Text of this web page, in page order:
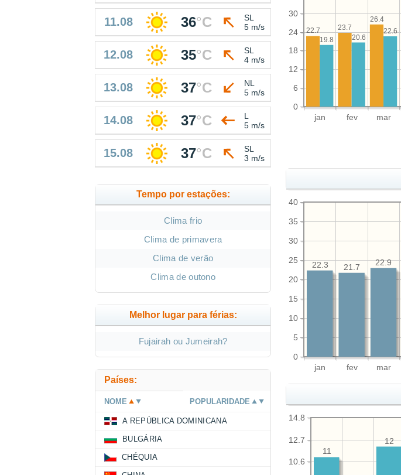
jan fev mar
0
6
12
18
24
30
26.4
23.7
22.7
22.6
20.6
19.8
jan fev mar
0
5
10
15
20
25
30
35
40
22.9
21.7
22.3
10.6
12.7
14.8
12
11
11.08 36°C
SL
5 m/s
12.08 35°C
SL
4 m/s
13.08 37°C
NL
5 m/s
14.08 37°C
L
5 m/s
15.08 37°C
SL
3 m/s
Tempo por estações:
Clima frio
Clima de primavera
Clima de verão
Clima de outono
Melhor lugar para férias:
Fujairah ou Jumeirah?
Países:
NOME POPULARIDADE
A REPÚBLICA DOMINICANA
BULGÁRIA
CHÉQUIA